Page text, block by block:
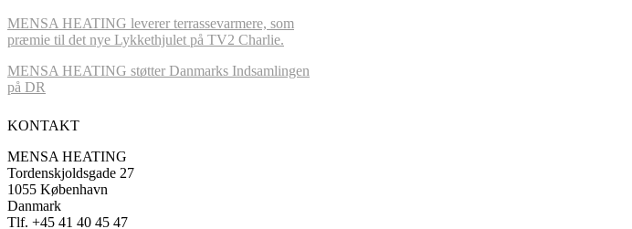
MENSA HEATING leverer terrassevarmere, som
præmie til det nye Lykkethjulet på TV2 Charlie.
MENSA HEATING støtter Danmarks Indsamlingen
på DR
KONTAKT
MENSA HEATING
Tordenskjoldsgade 27
1055 København
Danmark
Tlf. +45 41 40 45 47